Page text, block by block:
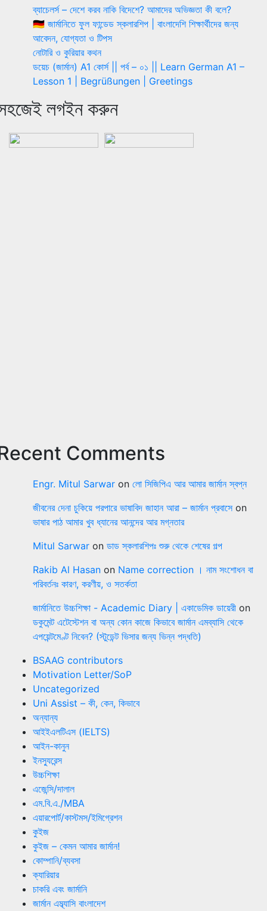
ব্যাচেলর্স – দেশে করব নাকি বিদেশে? আমাদের অভিজ্ঞতা কী বলে?
🇩🇪 জার্মানিতে ফুল ফান্ডেড স্কলারশিপ | বাংলাদেশি শিক্ষার্থীদের জন্য
আবেদন, যোগ্যতা ও টিপস
নোটারি ও কুরিয়ার কথন
ডয়েচ (জার্মান) A1 কোর্স || পর্ব – ০১ || Learn German A1 –
Lesson 1 | Begrüßungen | Greetings
লগইন করুন
Comments
Engr. Mitul Sarwar on লো সিজিপিএ আর আমার জার্মান স্বপ্ন
জীবনের দেনা চুকিয়ে পরপারে ভাষাবিদ জাহান আরা – জার্মান প্রবাসেon
ভাষার পাঠ আমার খুব ধ্যানের আনন্দের আর মগ্নতার
Mitul Sarwar on ডাড স্কলারশিপঃ শুরু থেকে শেষের গল্প
Rakib Al Hasan on Name correction । নাম সংশোধন বা
পরিবর্তনঃ কারণ, করণীয়, ও সতর্কতা
জার্মানিতে উচ্চশিক্ষা - Academic Diary | একাডেমিক ডায়েরী on
ডকুমেন্ট এটেস্টেশন বা অন্য কোন কাজে কিভাবে জার্মান এমব্যাসি থেকে
এপয়েন্টমেণ্ট নিবেন? (স্টুডেন্ট ভিসার জন্য ভিন্ন পদ্ধতি)
BSAAG contributors
Motivation Letter/SoP
Uncategorized
Uni Assist – কী, কেন, কিভাবে
অন্যান্য
আইইএলটিএস (IELTS)
আইন-কানুন
ইনস্যুরেন্স
উচ্চশিক্ষা
এজেন্সি/দালাল
এম.বি.এ./MBA
এয়ারপোর্ট/কাস্টমস/ইমিগ্রেশন
কুইজ
কুইজ – কেমন আমার জার্মান!
কোম্পানি/ব্যবসা
ক্যারিয়ার
চাকরি এবং জার্মানি
জার্মান এম্ব্যাসি বাংলাদেশ